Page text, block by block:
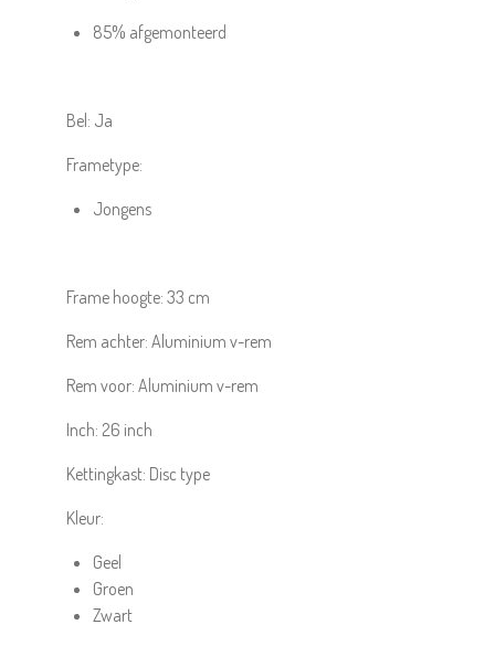
85% afgemonteerd
Bel: Ja
Frametype:
Jongens
Frame hoogte: 33 cm
Rem achter: Aluminium v-rem
Rem voor: Aluminium v-rem
Inch: 26 inch
Kettingkast: Disc type
Kleur:
Geel
Groen
Zwart